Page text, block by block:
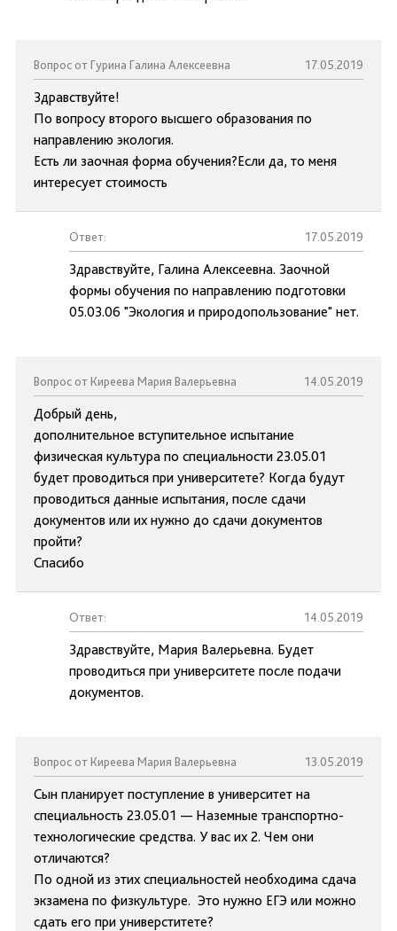
Вопрос от Гурина Галина Алексеевна 17.05.2019
Здравствуйте!
По вопросу второго высшего образования по
направлению экология.
Есть ли заочная форма обучения?Если да, то меня
интересует стоимость
Ответ: 17.05.2019
Здравствуйте, Галина Алексеевна. Заочной
формы обучения по направлению подготовки
05.03.06 "Экология и природопользование" нет.
Вопрос от Киреева Мария Валерьевна 14.05.2019
Добрый день,
дополнительное вступительное испытание
физическая культура по специальности 23.05.01
будет проводиться при университете? Когда будут
проводиться данные испытания, после сдачи
документов или их нужно до сдачи документов
пройти?
Спасибо
Ответ: 14.05.2019
Здравствуйте, Мария Валерьевна. Будет
проводиться при университете после подачи
документов.
Вопрос от Киреева Мария Валерьевна 13.05.2019
Сын планирует поступление в университет на
специальность 23.05.01 — Наземные транспортно-
технологические средства. У вас их 2. Чем они
отличаются?
По одной из этих специальностей необходима сдача
экзамена по физкультуре. Это нужно ЕГЭ или можно
сдать его при универститете?